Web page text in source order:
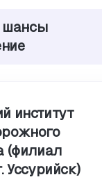
шансы
институт
(филиал
Уссурийск)